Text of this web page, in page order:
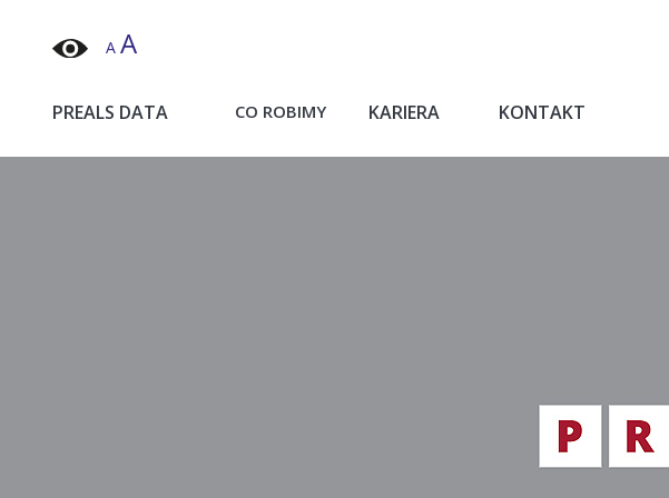
A A
PREALS DATA CO ROBIMY KARIERA KONTAKT